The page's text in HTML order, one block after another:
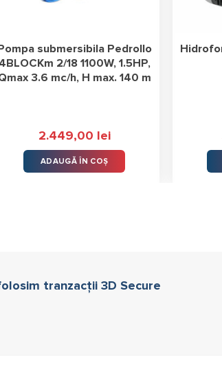
Pompa submersibila Pedrollo
4BLOCKm 2/18 1100W, 1.5HP,
3.6 mc/h, H max. 140 m
2.449,00 lei
ADAUGĂ ÎN COȘ
tranzacții 3D Secure